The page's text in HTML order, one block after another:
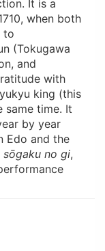
It is a
when both
to
(Tokugawa
and
with
king (this
same time. It
by year
Edo and the
sōgaku no gi,